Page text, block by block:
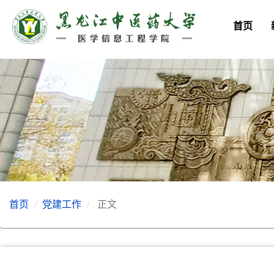
首页
首页 党建工作 正文